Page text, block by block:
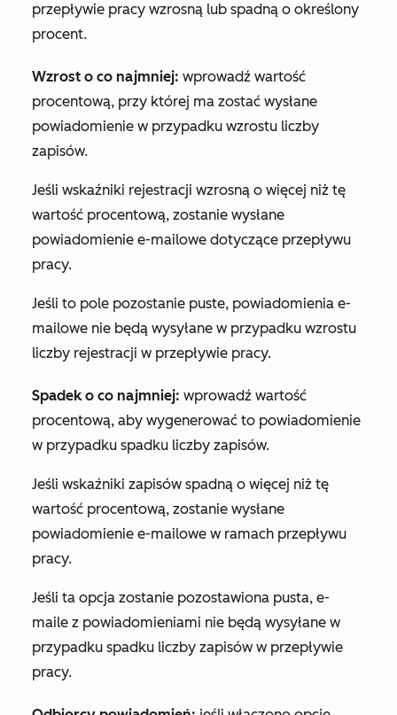
przepływie pracy wzrosną lub spadną o określony
procent.
Wzrost o co najmniej: wprowadź wartość
procentową, przy której ma zostać wysłane
powiadomienie w przypadku wzrostu liczby
zapisów.
Jeśli wskaźniki rejestracji wzrosną o więcej niż tę
wartość procentową, zostanie wysłane
powiadomienie e-mailowe dotyczące przepływu
pracy.
Jeśli to pole pozostanie puste, powiadomienia e-
mailowe nie będą wysyłane w przypadku wzrostu
liczby rejestracji w przepływie pracy.
Spadek o co najmniej: wprowadź wartość
procentową, aby wygenerować to powiadomienie
w przypadku spadku liczby zapisów.
Jeśli wskaźniki zapisów spadną o więcej niż tę
wartość procentową, zostanie wysłane
powiadomienie e-mailowe w ramach przepływu
pracy.
Jeśli ta opcja zostanie pozostawiona pusta, e-
maile z powiadomieniami nie będą wysyłane w
przypadku spadku liczby zapisów w przepływie
pracy.